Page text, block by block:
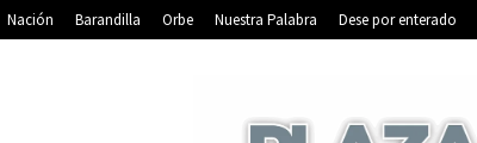
Nación Barandilla Orbe Nuestra Palabra Dese por enterado